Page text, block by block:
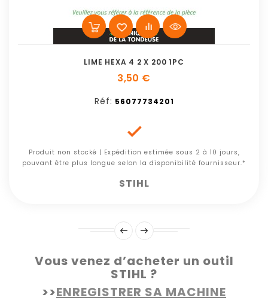
LIME HEXA 4 2 X 200 1PC
3,50 €
Réf: 56077734201

Produit non stocké | Expédition estimée sous 2 à 10 jours,
pouvant être plus longue selon la disponibilité fournisseur.*
STIHL
Vous venez d’acheter un outil
STIHL ?
>>ENREGISTRER SA MACHINE